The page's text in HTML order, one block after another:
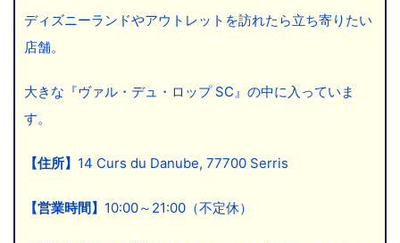
ディズニーランドやアウトレットを訪れたら立ち寄りたい
店舗。
大きな『ヴァル・デュ・ロップ SC』の中に入っていま
す。
【住所】 14 Curs du Danube, 77700 Serris
【営業時間】 10:00～21:00（不定休）